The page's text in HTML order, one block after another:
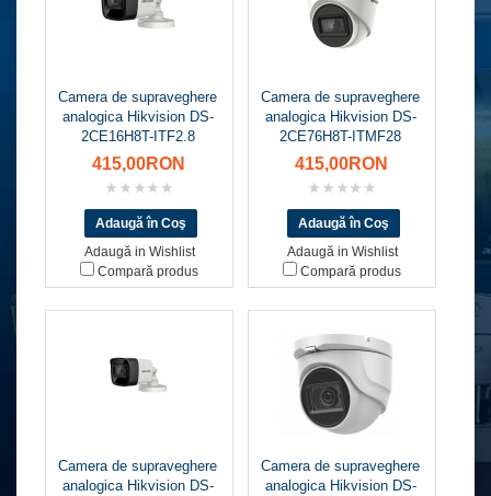
Camera de supraveghere
analogica Hikvision DS-
2CE16H8T-ITF2.8
415,00RON
Adaugă in Wishlist
Compară produs
Camera de supraveghere
analogica Hikvision DS-
2CE76H8T-ITMF28
415,00RON
Adaugă in Wishlist
Compară produs
Camera de supraveghere
analogica Hikvision DS-
Camera de supraveghere
analogica Hikvision DS-